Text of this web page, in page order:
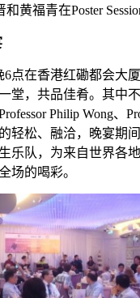
和黄福青在Poster
6点在香港红磡都会大
堂，共品佳肴。其中
Philip Wong、
轻松、融洽，晚宴期
乐队，为来自世界各
场的喝彩。